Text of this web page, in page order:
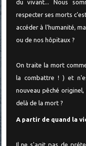
du vivant... Nous
respecter ses morts
accéder à l'humanité,
ou de nos hôpitaux ?
On traite la mort
la combattre ! ) et
nouveau pêché
delà de la mort ?
A partir de quand la